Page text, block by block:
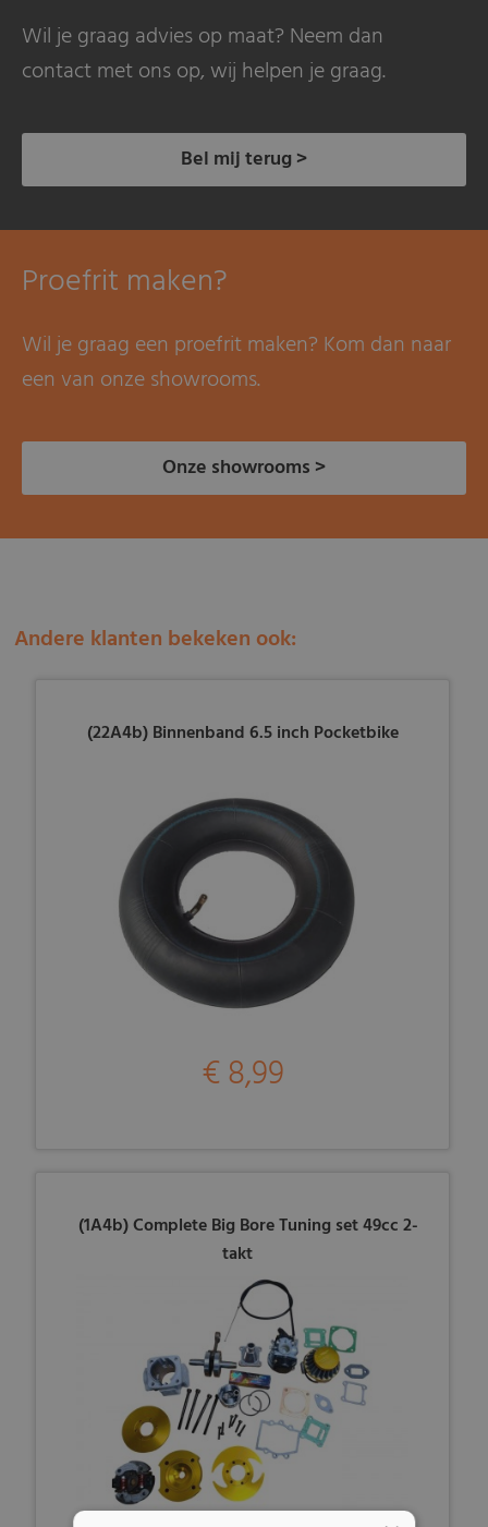
Wil je graag advies op maat? Neem dan
contact met ons op, wij helpen je graag.
Bel mij terug >
Proefrit maken?
Wil je graag een proefrit maken? Kom dan naar
een van onze showrooms.
Onze showrooms >
Andere klanten bekeken ook:
(22A4b) Binnenband 6.5 inch Pocketbike
€ 8,99
(1A4b) Complete Big Bore Tuning set 49cc 2-
takt